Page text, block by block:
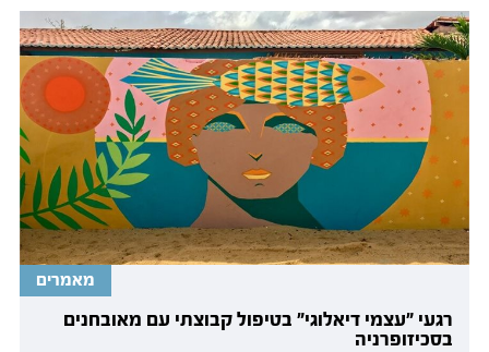
מאמרים
רגעי "עצמי דיאלוגי" בטיפול קבוצתי עם מאובחנים
בסכיזופרניה